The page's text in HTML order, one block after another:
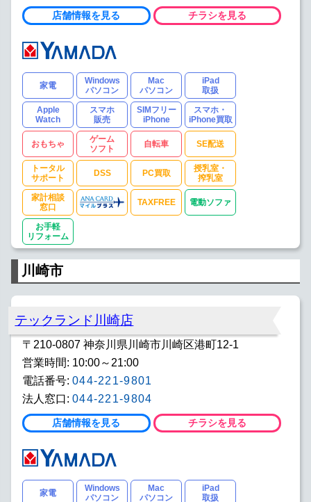
店舗情報を見る チラシを見る
家電
Windows
パソコン
Mac
パソコン
iPad
取扱
Apple
Watch
スマホ
販売
SIMフリー
iPhone
スマホ・
iPhone買取
おもちゃ
ゲーム
ソフト
自転車 SE配送
トータル
サポート
DSS PC買取
授乳室・
搾乳室
家計相談
窓口
TAXFREE 電動ソファ
お手軽
リフォーム
川崎市
テックランド川崎店
〒210-0807 神奈川県川崎市川崎区港町12-1
営業時間: 10:00～21:00
電話番号: 044-221-9801
法人窓口: 044-221-9804
店舗情報を見る チラシを見る
家電
Windows
パソコン
Mac
パソコン
iPad
取扱